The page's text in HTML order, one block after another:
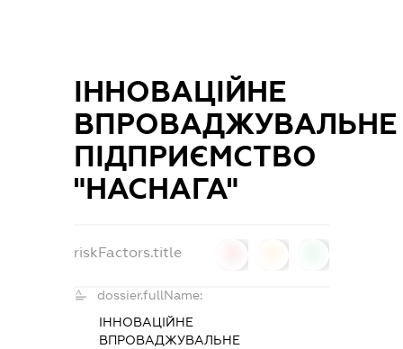
ІННОВАЦІЙНЕ
ВПРОВАДЖУВАЛЬНЕ
ПІДПРИЄМСТВО
"НАСНАГА"
riskFactors.title
dossier.fullName:
ІННОВАЦІЙНЕ
ВПРОВАДЖУВАЛЬНЕ